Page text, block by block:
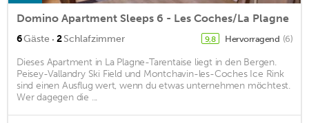
Domino Apartment Sleeps 6 - Les Coches/La Plagne
6Gäste · 2Schlafzimmer 9,8 Hervorragend (6)
Dieses Apartment in La Plagne-Tarentaise liegt in den Bergen.
Peisey-Vallandry Ski Field und Montchavin-les-Coches Ice Rink
sind einen Ausflug wert, wenn du etwas unternehmen möchtest.
Wer dagegen die ...